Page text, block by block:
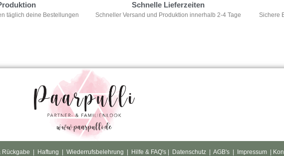
täglich deine Bestellungen
Schnelle Lieferzeiten
Schneller Versand und Produktion innerhalb 2-4 Tage
Sichere
Rückgabe Haftung Wiederrufsbelehrung Hilfe & FAQ's| Datenschutz| AGB's Impressum |